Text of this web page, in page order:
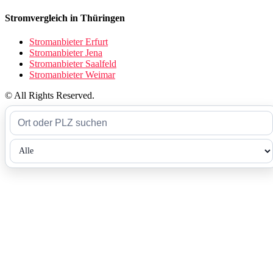
Stromvergleich in Thüringen
Stromanbieter Erfurt
Stromanbieter Jena
Stromanbieter Saalfeld
Stromanbieter Weimar
© All Rights Reserved.